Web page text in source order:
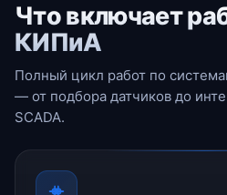
Что включает
КИПиА
Полный цикл работ по
— от подбора датчиков до
SCADA.